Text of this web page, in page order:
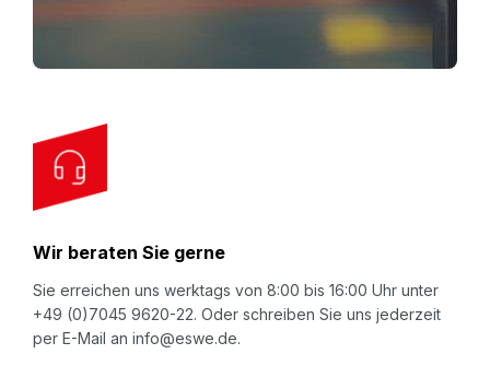
o
O
u
r
e
w
s
Wir beraten Sie gerne
Sie erreichen uns werktags von 8:00 bis 16:00 Uhr unter
+49 (0)7045 9620-22. Oder schreiben Sie uns jederzeit
per E-Mail an info@eswe.de.